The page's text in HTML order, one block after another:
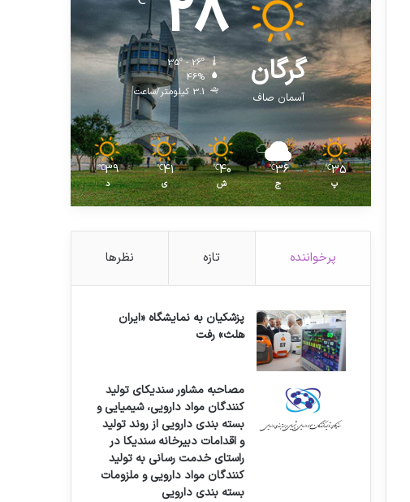
گرگان
آسمان صاف
35º - 26º
46%
3.1 کیلومتر/ساعت
35
℃
پ
36
℃
ج
40
℃
ش
41
℃
ی
39
℃
د
پرخواننده تازه نظرها
پزشکیان به نمایشگاه «ایران
هلث» رفت
مصاحبه مشاور سندیکای تولید
کنندگان مواد دارویی، شیمیایی و
بسته بندی دارویی از روند تولید
و اقدامات دبیرخانه سندیکا در
راستای خدمت رسانی به تولید
کنندگان مواد دارویی و ملزومات
بسته بندی دارویی